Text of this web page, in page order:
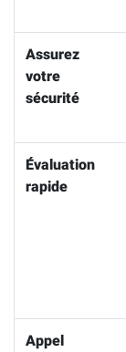
Assurez
votre
sécurité
Évaluation
rapide
Appel